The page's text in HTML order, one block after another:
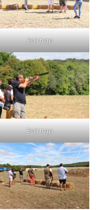
Ball trap
Ball trap